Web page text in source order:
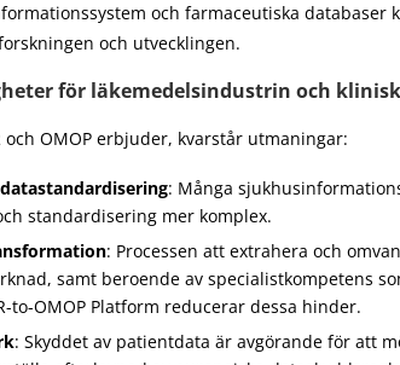
och farmaceutiska databaser
och utvecklingen.
för läkemedelsindustrin och
och OMOP erbjuder, kvarstår utmaningar:
: Många
standardisering mer komplex.
: Processen att extrahera och
samt beroende av specialistkompetens
to-OMOP Platform reducerar dessa hinder.
: Skyddet av patientdata är avgörande för att